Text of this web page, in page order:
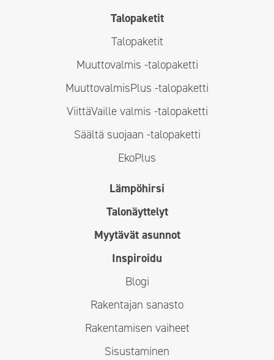
Talopaketit
Talopaketit
Muuttovalmis -talopaketti
MuuttovalmisPlus -talopaketti
ViittäVaille valmis -talopaketti
Säältä suojaan -talopaketti
EkoPlus
Lämpöhirsi
Talonäyttelyt
Myytävät asunnot
Inspiroidu
Blogi
Rakentajan sanasto
Rakentamisen vaiheet
Sisustaminen